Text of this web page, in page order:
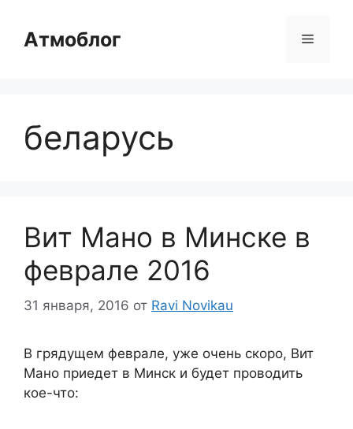
содержимому
Атмоблог Меню
беларусь
Вит Мано в Минске в
феврале 2016
31 января, 2016 от Ravi Novikau
В грядущем феврале, уже очень скоро, Вит
Мано приедет в Минск и будет проводить
кое-что: